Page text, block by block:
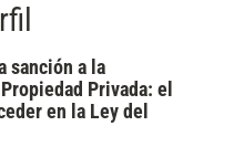
sanción a la
Privada: el
en la Ley del